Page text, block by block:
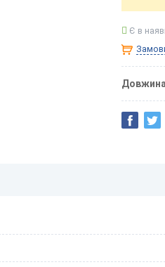
Є в
Довжина